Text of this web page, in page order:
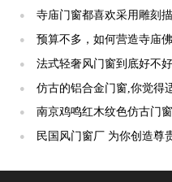
阳光】
●
寺庙门窗都喜欢采用雕刻
吗？【冠墅阳光】
●
预算不多，如何营造寺庙
阳光】
● 法式轻奢风门窗到底好不
●
仿古的铝合金门窗,你觉得
【冠墅阳光】
●
南京鸡鸣红木纹色仿古门
光】
●
民国风门窗厂 为你创造尊贵别致的空间【冠